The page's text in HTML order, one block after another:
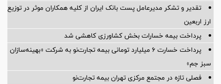
تقدیر و تشکر مدیرعامل پست بانک ایران از کلیه همکاران موثر در توزیع
ارز اربعین
پرداخت بیمه خسارات بخش کشاورزی کاهشی شد
پرداخت خسارت ۶ میلیارد تومانی بیمه تجارت‌نو به شرکت «بهینه‌سازان
سبز جم»
فصلی تازه در مجتمع مرکزی تهران بیمه تجارت‌نو